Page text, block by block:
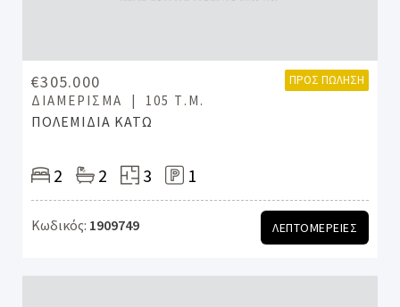
€305.000 ΠΡΟΣ ΠΏΛΗΣΗ
ΔΙΑΜΈΡΙΣΜΑ 105 Τ.Μ.
ΠΟΛΕΜΙΔΙΑ ΚΑΤΩ
2 2 3 1
Κωδικός: 1909749 ΛΕΠΤΟΜΕΡΕΙΕΣ